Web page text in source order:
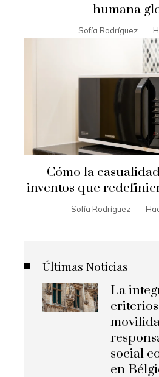
humana
Sofía Rodríguez
Cómo la
inventos que
Sofía Rodríguez
Últimas Noticias
La
social
en